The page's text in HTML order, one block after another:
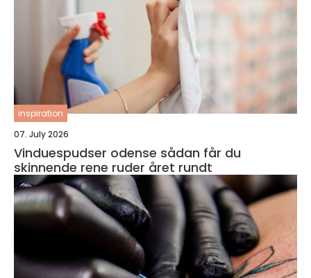
inspiration
07. July 2026
Vinduespudser odense sådan får du
skinnende rene ruder året rundt